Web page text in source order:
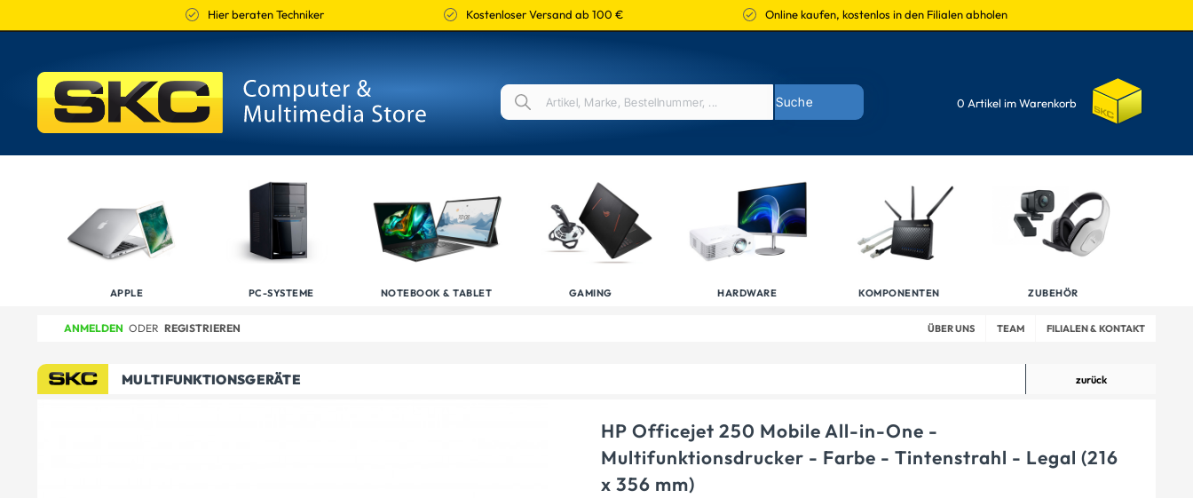
Hier beraten Techniker Kostenloser Versand ab 100 € Online kaufen, kostenlos in den Filialen abholen
0 Artikel im Warenkorb
APPLE PC-SYSTEME NOTEBOOK & TABLET GAMING HARDWARE KOMPONENTEN ZUBEHÖR
ANMELDEN ODER REGISTRIEREN ÜBER UNS TEAM FILIALEN & KONTAKT
MULTIFUNKTIONSGERÄTE zurück
HP Officejet 250 Mobile All-in-One -
Multifunktionsdrucker - Farbe - Tintenstrahl - Legal (216
x 356 mm)